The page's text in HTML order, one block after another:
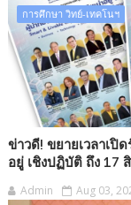
การศึกษา วิทย์-เทคโนฯ
ข่าวดี! ขยายเวลาเปิ
อยู่ เชิงปฏิบัติ ถึง 17
Admin Aug 03,